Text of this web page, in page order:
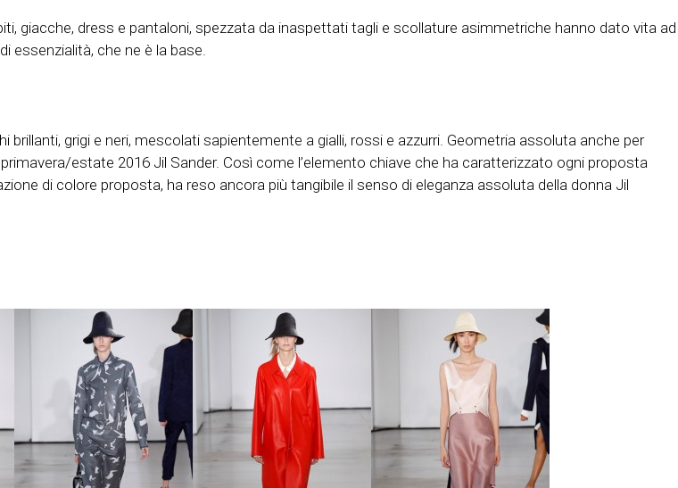
giacche, dress e pantaloni, spezzata da inaspettati tagli e scollature asimmetriche hanno dato vita ad
essenzialità, che ne è la base.
grigi e neri, mescolati sapientemente a gialli, rossi e azzurri. Geometria assoluta anche per
estate 2016 Jil Sander. Così come l’elemento chiave che ha caratterizzato ogni proposta
di colore proposta, ha reso ancora più tangibile il senso di eleganza assoluta della donna Jil